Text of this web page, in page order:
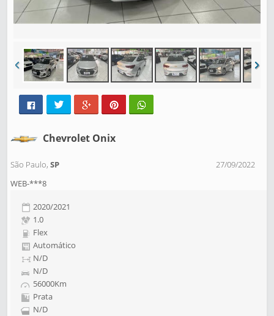
Chevrolet Onix
São Paulo,SP
27/09/2022
WEB-***8
2020/2021
1.0
Flex
Automático
N/D
N/D
56000Km
Prata
N/D